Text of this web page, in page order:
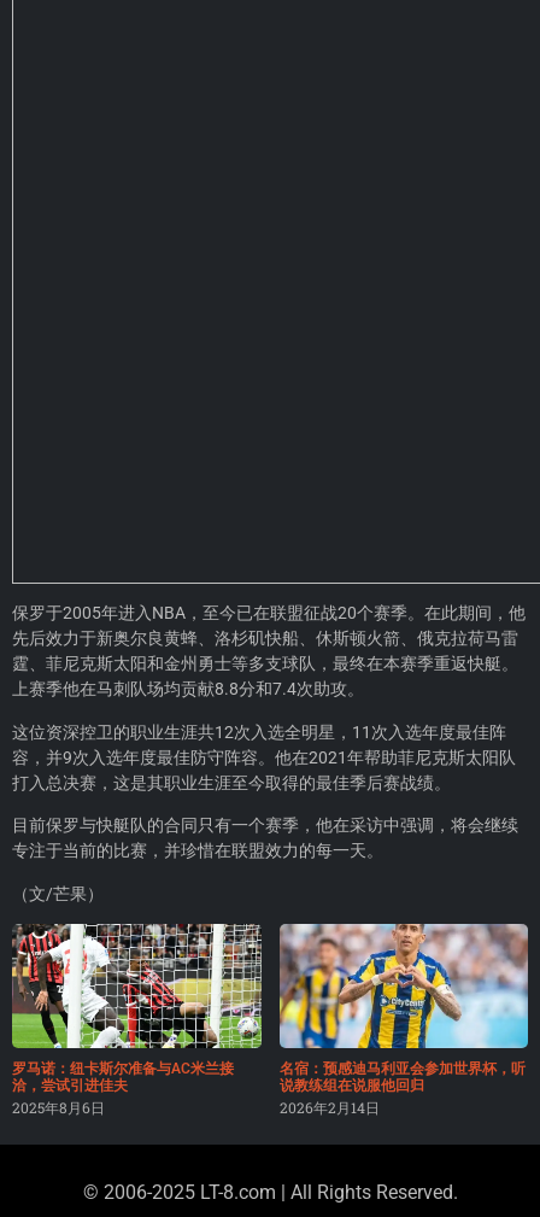
保罗于2005年进入NBA，至今已在联盟征战20个赛季。在此期间，他
先后效力于新奥尔良黄蜂、洛杉矶快船、休斯顿火箭、俄克拉荷马雷
霆、菲尼克斯太阳和金州勇士等多支球队，最终在本赛季重返快艇。
上赛季他在马刺队场均贡献8.8分和7.4次助攻。
这位资深控卫的职业生涯共12次入选全明星，11次入选年度最佳阵
容，并9次入选年度最佳防守阵容。他在2021年帮助菲尼克斯太阳队
打入总决赛，这是其职业生涯至今取得的最佳季后赛战绩。
目前保罗与快艇队的合同只有一个赛季，他在采访中强调，将会继续
专注于当前的比赛，并珍惜在联盟效力的每一天。
（文/芒果）
罗马诺：纽卡斯尔准备与AC米兰接
洽，尝试引进佳夫
2025年8月6日
名宿：预感迪马利亚会参加世界杯，听
说教练组在说服他回归
2026年2月14日
© 2006-2025 LT-8.com | All Rights Reserved.